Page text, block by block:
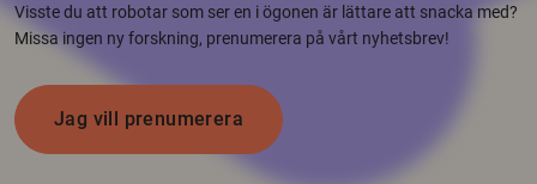
Visste du att robotar som ser en i ögonen är lättare att snacka med?
Missa ingen ny forskning, prenumerera på vårt nyhetsbrev!
Jag vill prenumerera